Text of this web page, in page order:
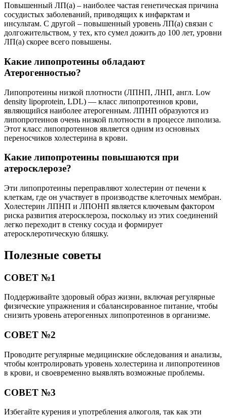
Повышенный ЛП(а) – наиболее частая генетическая причина
сосудистых заболеваний, приводящих к инфарктам и
инсультам. С другой – повышенный уровень ЛП(а) связан с
долгожительством, у тех, кто сумел дожить до 100 лет, уровни
ЛП(а) скорее всего повышены.
Какие липопротеины обладают
Атерогенностью?
Липопротеины низкой плотности (ЛПНП, ЛНП, англ. Low
density lipoprotein, LDL) — класс липопротеинов крови,
являющийся наиболее атерогенным. ЛПНП образуются из
липопротеинов очень низкой плотности в процессе липолиза.
Этот класс липопротеинов является одним из основных
переносчиков холестерина в крови.
Какие липопротеины повышаются при
атеросклерозе?
Эти липопротеины переправляют холестерин от печени к
клеткам, где он участвует в производстве клеточных мембран.
Холестерин ЛПНП и ЛПОНП является ключевым фактором
риска развития атеросклероза, поскольку из этих соединений
легко переходит в стенку сосуда и формирует
атеросклеротическую бляшку.
Полезные советы
СОВЕТ №1
Поддерживайте здоровый образ жизни, включая регулярные
физические упражнения и сбалансированное питание, чтобы
снизить уровень атерогенных липопротеинов в организме.
СОВЕТ №2
Проводите регулярные медицинские обследования и анализы,
чтобы контролировать уровень холестерина и липопротеинов
в крови, и своевременно выявлять возможные проблемы.
СОВЕТ №3
Избегайте курения и употребления алкоголя, так как эти